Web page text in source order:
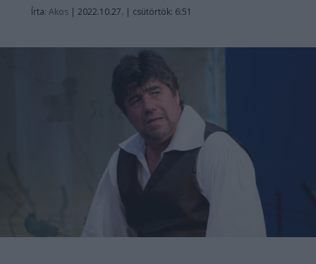
Írta: Akos| 2022.10.27. | csütörtök: 6:51